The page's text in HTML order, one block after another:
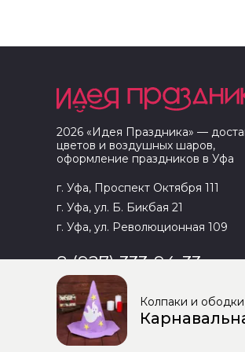
Колпаки и ободки
2026 «Идея Праздника» —
цветов и воздушных шаров,
оформление праздников в Уфа
г. Уфа, Проспект Октября 111
г. Уфа, ул. Б. Бикбая 21
г. Уфа, ул. Революционная 109
8 (927) 333-94-33